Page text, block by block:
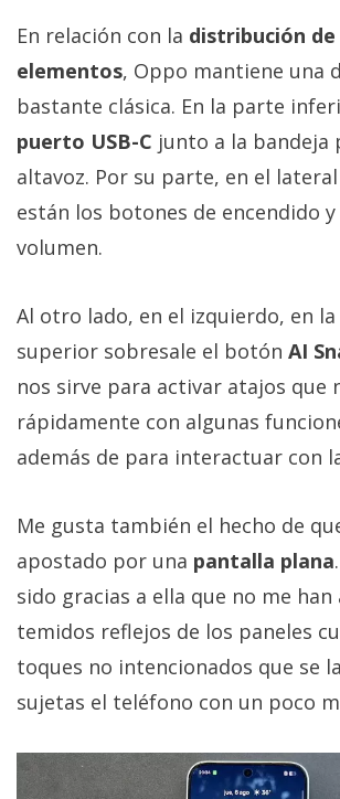
En relación con la distribución de
elementos, Oppo mantiene una
bastante clásica. En la parte
puerto USB-C junto a la bandeja
altavoz. Por su parte, en el
están los botones de encendido
volumen.
Al otro lado, en el izquierdo, en
superior sobresale el botón AI
nos sirve para activar atajos que
rápidamente con algunas
además de para interactuar con
Me gusta también el hecho de
apostado por una pantalla plana
sido gracias a ella que no me
temidos reflejos de los paneles
toques no intencionados que se
sujetas el teléfono con un poco